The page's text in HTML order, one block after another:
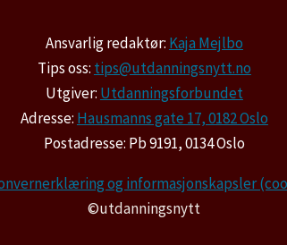
Ansvarlig redaktør: Kaja Mejlbo
Tips oss: tips@utdanningsnytt.no
Utgiver: Utdanningsforbundet
Adresse: Hausmanns gate 17, 0182 Oslo
Postadresse: Pb 9191, 0134 Oslo
og informasjonskapsler
©utdanningsnytt